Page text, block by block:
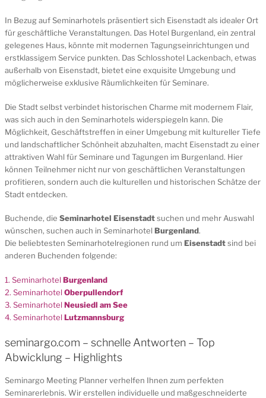
In Bezug auf Seminarhotels präsentiert sich Eisenstadt als idealer Ort
für geschäftliche Veranstaltungen. Das Hotel Burgenland, ein zentral
gelegenes Haus, könnte mit modernen Tagungseinrichtungen und
erstklassigem Service punkten. Das Schlosshotel Lackenbach, etwas
außerhalb von Eisenstadt, bietet eine exquisite Umgebung und
möglicherweise exklusive Räumlichkeiten für Seminare.
Die Stadt selbst verbindet historischen Charme mit modernem Flair,
was sich auch in den Seminarhotels widerspiegeln kann. Die
Möglichkeit, Geschäftstreffen in einer Umgebung mit kultureller Tiefe
und landschaftlicher Schönheit abzuhalten, macht Eisenstadt zu einer
attraktiven Wahl für Seminare und Tagungen im Burgenland. Hier
können Teilnehmer nicht nur von geschäftlichen Veranstaltungen
profitieren, sondern auch die kulturellen und historischen Schätze der
Stadt entdecken.
Buchende, die Seminarhotel Eisenstadtsuchen und mehr Auswahl
wünschen, suchen auch in Seminarhotel Burgenland.
Die beliebtesten Seminarhotelregionen rund um Eisenstadtsind bei
anderen Buchenden folgende:
1. SeminarhotelBurgenland
2. SeminarhotelOberpullendorf
3. SeminarhotelNeusiedl am See
4. SeminarhotelLutzmannsburg
seminargo.com – schnelle Antworten – Top
Abwicklung – Highlights
Seminargo Meeting Planner verhelfen Ihnen zum perfekten
Seminarerlebnis. Wir erstellen individuelle und maßgeschneiderte